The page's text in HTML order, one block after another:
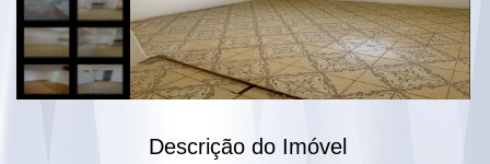
Descrição do Imóvel